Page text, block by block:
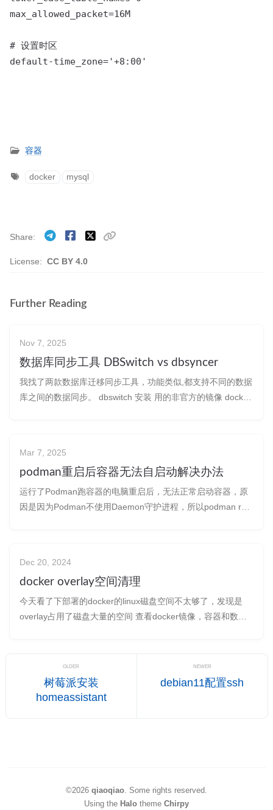
max_allowed_packet=16M
# 设置时区
default-time_zone='+8:00'
容器
docker mysql
License: CC BY 4.0
Share
Further Reading
Nov 7, 2025
数据库同步工具 DBSwitch vs dbsyncer
我找了两款数据库迁移同步工具，功能类似,都支持不同的数据
库之间的数据同步。 dbswitch 安装 用的非官方的镜像 docker
Mar 7, 2025
podman重启后容器无法自启动解决办法
运行了Podman跑容器的电脑重启后，无法正常启动容器，原
因是因为Podman不使用Daemon守护进程，所以podman run
Dec 20, 2024
docker overlay空间清理
今天看了下部署的docker的linux磁盘空间不太够了，发现是
overlay占用了磁盘大量的空间 查看docker镜像，容器和数据
OLDER
树莓派安装
homeassistant
NEWER
debian11配置ssh
©2026 qiaoqiao Some rights reserved.
Using the Halo theme Chirpy